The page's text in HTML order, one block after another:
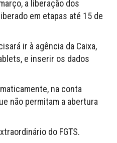
a liberação dos
em etapas até 15 de
ir à agência da Caixa,
e inserir os dados
na conta
não permitam a abertura
do FGTS.